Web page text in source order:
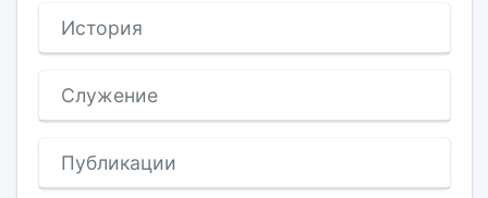
История
Служение
Публикации